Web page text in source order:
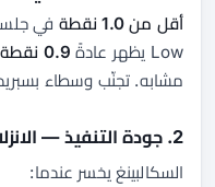
أقل من 1.0 نقطة
Low يظهر عادةً
0.9 نقطة
مشابه. تجنّب وسطاء بسبريد 2+ نقطة على
2. جودة التنفيذ — الانزلاق وإعادة التسعير
السكالبينغ يخسر عندما: